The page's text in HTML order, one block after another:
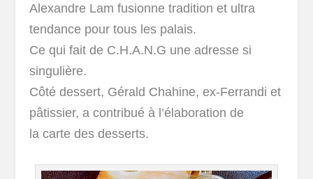
Alexandre Lam fusionne tradition et ultra
tendance pour tous les palais.
Ce qui fait de C.H.A.N.G une adresse si
singulière.
Côté dessert, Gérald Chahine, ex-Ferrandi et
pâtissier, a contribué à l’élaboration de
la carte des desserts.